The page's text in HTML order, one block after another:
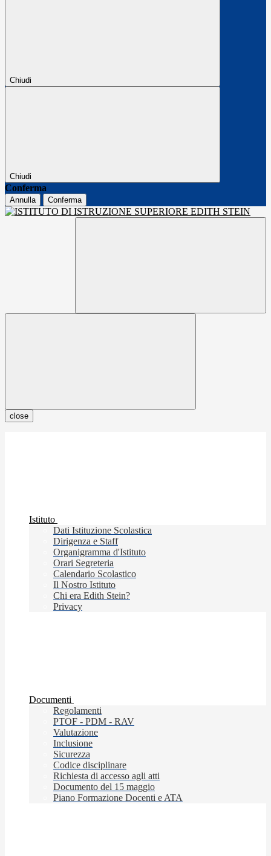
Chiudi
Chiudi
Conferma
Annulla Conferma
close
Istituto
Dati Istituzione Scolastica
Dirigenza e Staff
Organigramma d'Istituto
Orari Segreteria
Calendario Scolastico
Il Nostro Istituto
Chi era Edith Stein?
Privacy
Documenti
Regolamenti
PTOF - PDM - RAV
Valutazione
Inclusione
Sicurezza
Codice disciplinare
Richiesta di accesso agli atti
Documento del 15 maggio
Piano Formazione Docenti e ATA